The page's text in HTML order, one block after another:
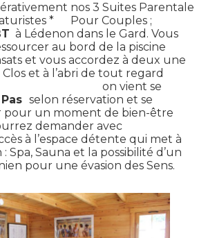
nos 3 Suites Parentale
* Pour Couples ;
à Lédenon dans le Gard. Vous
au bord de la piscine
et vous accordez à deux une
et à l’abri de tout regard
on vient se
selon réservation et se
pour un moment de bien-être
demander avec
à l’espace détente qui met à
Spa, Sauna et la possibilité d’un
pour une évasion des Sens.